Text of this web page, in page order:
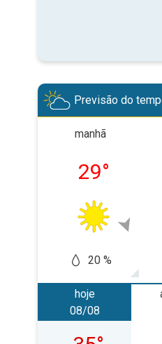
Previsão do
manhã
29°
20 %
hoje
sábado, 08/08
08/08